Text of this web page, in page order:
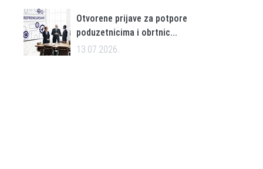
Otvorene prijave za potpore
poduzetnicima i obrtnic...
13.07.2026..